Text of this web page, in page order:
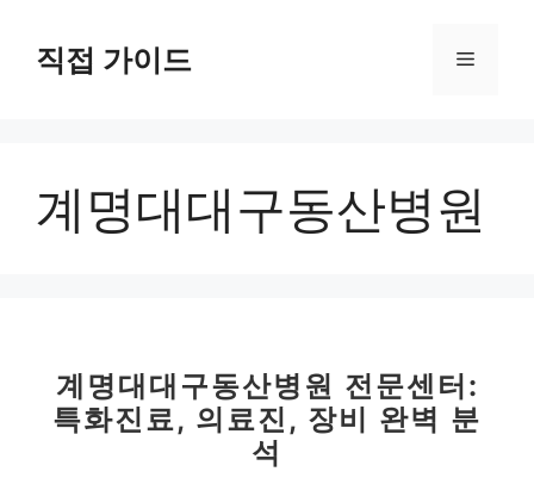
직접 가이드 메
계명대대구동산병원
계명대대구동산병원 전문센터:
특화진료, 의료진, 장비 완벽 분
석